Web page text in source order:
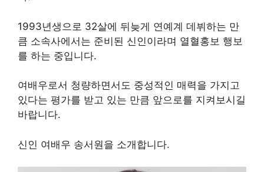
1993년생으로 32살에 뒤늦게 연예계 데뷔하는 만
큼 소속사에서는 준비된 신인이라며 열혈홍보 행보
를 하는 중입니다.
여배우로서 청량하면서도 중성적인 매력을 가지고
있다는 평가를 받고 있는 만큼 앞으로를 지켜보시길
바랍니다.
신인 여배우 송서원을 소개합니다.